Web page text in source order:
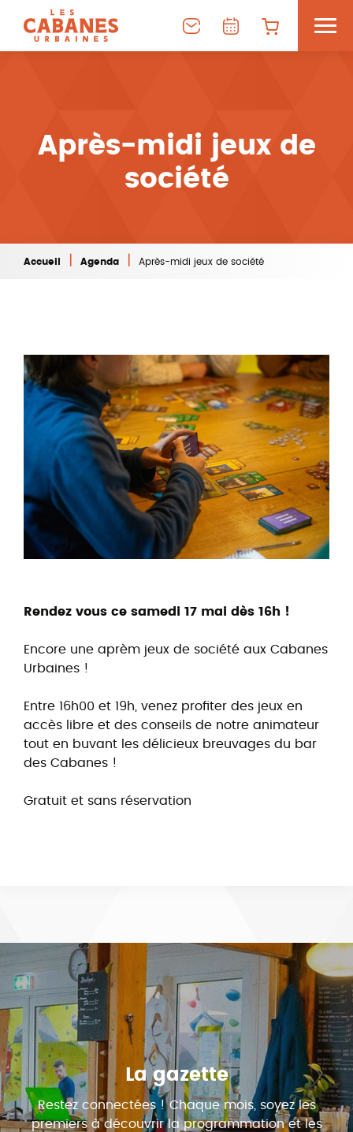
Après-midi jeux de
société
Accueil Agenda Après-midi jeux de société
Rendez vous ce samedi 17 mai dès 16h !
Encore une aprèm jeux de société aux Cabanes
Urbaines !
Entre 16h00 et 19h, venez profiter des jeux en
accès libre et des conseils de notre animateur
tout en buvant les délicieux breuvages du bar
des Cabanes !
Gratuit et sans réservation
La gazette
Restez connectées ! Chaque mois, soyez les
premiers à découvrir la programmation et les